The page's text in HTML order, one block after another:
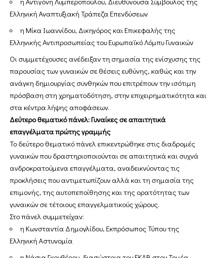
Ελληνική Αναπτυξιακή Τράπεζα Επενδύσεων
η Μίκα Ιωαννίδου, Δικηγόρος και Επικεφαλής της
Ελληνικής Αντιπροσωπείας του Ευρωπαϊκό Λόμπυ Γυναικών
Οι συμμετέχουσες ανέδειξαν τη σημασία της ενίσχυσης της
παρουσίας των γυναικών σε θέσεις ευθύνης, καθώς και την
ανάγκη δημιουργίας συνθηκών που επιτρέπουν την ισότιμη
πρόσβαση στη χρηματοδότηση, στην επιχειρηματικότητα και
στα κέντρα λήψης αποφάσεων.
Δεύτερο θεματικό πάνελ: Γυναίκες σε απαιτητικά
επαγγέλματα πρώτης γραμμής
Το δεύτερο θεματικό πάνελ επικεντρώθηκε στις διαδρομές
γυναικών που δραστηριοποιούνται σε απαιτητικά και συχνά
ανδροκρατούμενα επαγγέλματα, αναδεικνύοντας τις
προκλήσεις που αντιμετωπίζουν αλλά και τη σημασία της
επιμονής, της αυτοπεποίθησης και της ορατότητας των
γυναικών σε τέτοιους επαγγελματικούς χώρους.
Στο πάνελ συμμετείχαν:
η Κωνσταντία Δημογλίδου, Εκπρόσωπος Τύπου της
Ελληνική Αστυνομία